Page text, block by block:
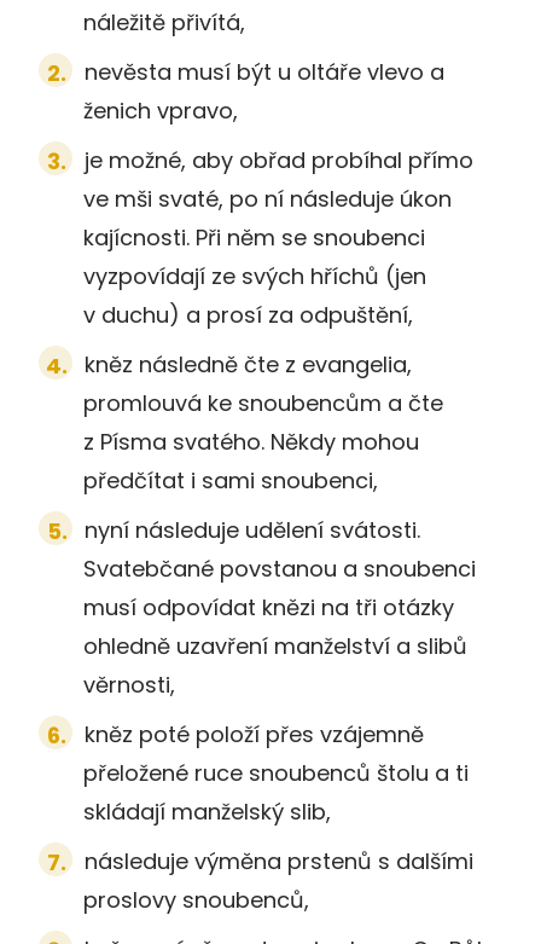
náležitě přivítá,
nevěsta musí být u oltáře vlevo a
ženich vpravo,
je možné, aby obřad probíhal přímo
ve mši svaté, po ní následuje úkon
kajícnosti. Při něm se snoubenci
vyzpovídají ze svých hříchů (jen
v duchu) a prosí za odpuštění,
kněz následně čte z evangelia,
promlouvá ke snoubencům a čte
z Písma svatého. Někdy mohou
předčítat i sami snoubenci,
nyní následuje udělení svátosti.
Svatebčané povstanou a snoubenci
musí odpovídat knězi na tři otázky
ohledně uzavření manželství a slibů
věrnosti,
kněz poté položí přes vzájemně
přeložené ruce snoubenců štolu a ti
skládají manželský slib,
následuje výměna prstenů s dalšími
proslovy snoubenců,